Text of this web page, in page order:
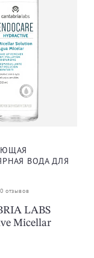
ВОДА ДЛЯ
0 отзывов
LABS
Micellar